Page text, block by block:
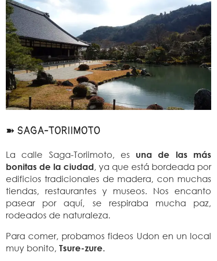
➽ SAGA-TORIIMOTO
La calle Saga-Toriimoto, es una de las más
bonitas de la ciudad, ya que está bordeada por
edificios tradicionales de madera, con muchas
tiendas, restaurantes y museos. Nos encanto
pasear por aquí, se respiraba mucha paz,
rodeados de naturaleza.
Para comer, probamos fideos Udon en un local
muy bonito, Tsure-zure.